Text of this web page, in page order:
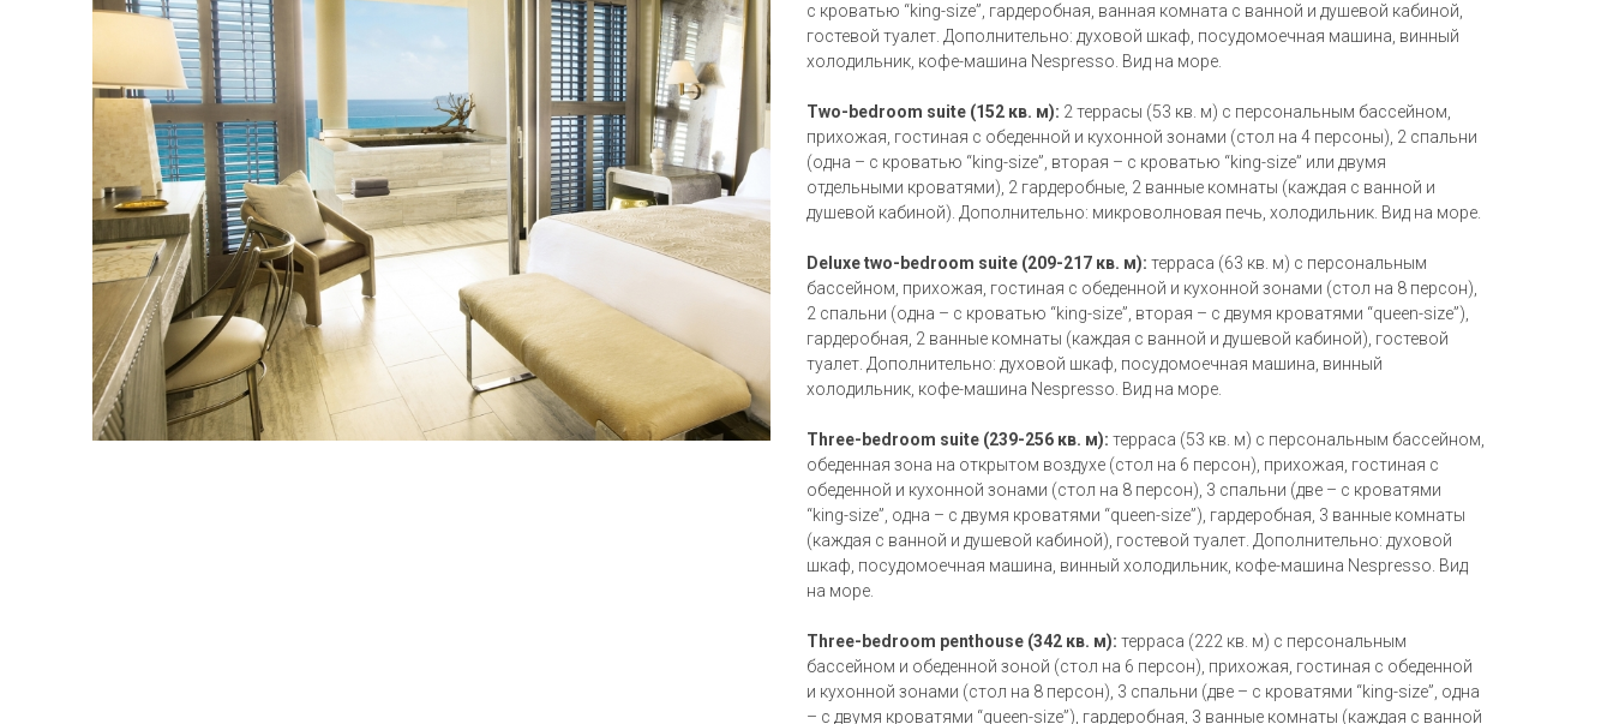
с кроватью “king-size”, гардеробная, ванная комната с ванной и душевой кабиной,
гостевой туалет. Дополнительно: духовой шкаф, посудомоечная машина, винный
холодильник, кофе-машина Nespresso. Вид на море.
Two-bedroom suite (152 кв. м): 2 террасы (53 кв. м) с персональным бассейном,
прихожая, гостиная с обеденной и кухонной зонами (стол на 4 персоны), 2 спальни
(одна – с кроватью “king-size”, вторая – с кроватью “king-size” или двумя
отдельными кроватями), 2 гардеробные, 2 ванные комнаты (каждая с ванной и
душевой кабиной). Дополнительно: микроволновая печь, холодильник. Вид на море.
Deluxe two-bedroom suite (209-217 кв. м): терраса (63 кв. м) с персональным
бассейном, прихожая, гостиная с обеденной и кухонной зонами (стол на 8 персон),
2 спальни (одна – с кроватью “king-size”, вторая – с двумя кроватями “queen-size”),
гардеробная, 2 ванные комнаты (каждая с ванной и душевой кабиной), гостевой
туалет. Дополнительно: духовой шкаф, посудомоечная машина, винный
холодильник, кофе-машина Nespresso. Вид на море.
Three-bedroom suite (239-256 кв. м): терраса (53 кв. м) с персональным бассейном,
обеденная зона на открытом воздухе (стол на 6 персон), прихожая, гостиная с
обеденной и кухонной зонами (стол на 8 персон), 3 спальни (две – с кроватями
“king-size”, одна – с двумя кроватями “queen-size”), гардеробная, 3 ванные комнаты
(каждая с ванной и душевой кабиной), гостевой туалет. Дополнительно: духовой
шкаф, посудомоечная машина, винный холодильник, кофе-машина Nespresso. Вид
на море.
Three-bedroom penthouse (342 кв. м): терраса (222 кв. м) с персональным
бассейном и обеденной зоной (стол на 6 персон), прихожая, гостиная с обеденной
и кухонной зонами (стол на 8 персон), 3 спальни (две – с кроватями “king-size”, одна
– с двумя кроватями “queen-size”), гардеробная, 3 ванные комнаты (каждая с ванной